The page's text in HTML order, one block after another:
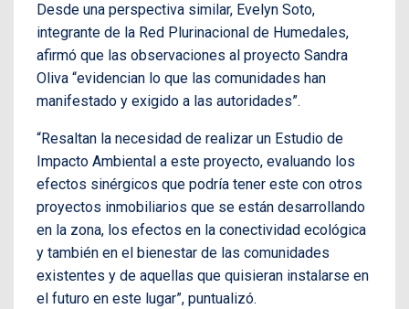
Desde una perspectiva similar, Evelyn Soto,
integrante de la Red Plurinacional de Humedales,
afirmó que las observaciones al proyecto Sandra
Oliva “evidencian lo que las comunidades han
manifestado y exigido a las autoridades”.
“Resaltan la necesidad de realizar un Estudio de
Impacto Ambiental a este proyecto, evaluando los
efectos sinérgicos que podría tener este con otros
proyectos inmobiliarios que se están desarrollando
en la zona, los efectos en la conectividad ecológica
y también en el bienestar de las comunidades
existentes y de aquellas que quisieran instalarse en
el futuro en este lugar”, puntualizó.